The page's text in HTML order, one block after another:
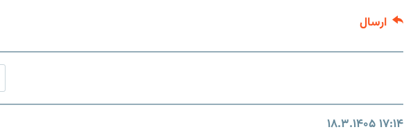
ارسال
۱۷:۱۴ ۱۸.۳.۱۴۰۵